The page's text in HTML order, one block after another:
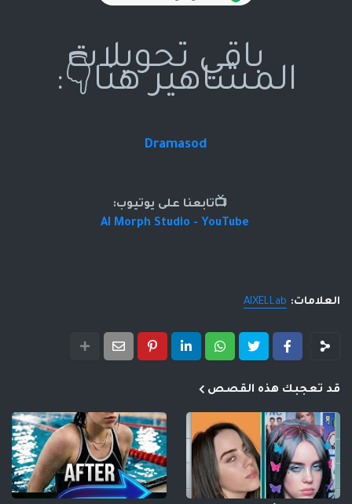
باقي تحويلات
المشاهير هنا👇:
Dramasod
📺تابعنا على يوتيوب:
AI Morph Studio - YouTube
العلامات: AIXELLab
قد تعجبك هذه القصص